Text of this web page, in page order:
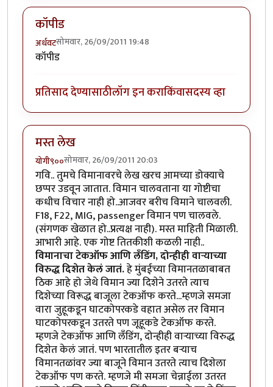
कॉपीड
अर्धवटसोमवार, 26/09/2011 19:48
कॉपीड
प्रतिसाद देण्यासाठीलॉग इन कराकिंवासदस्य व्हा
मस्त लेख
योगी९००सोमवार, 26/09/2011 20:03
गवि.. तुमचे विमानावरचे लेख खरच आमच्या डोक्याचे
छप्पर उडवून जातात. विमान चालवताना या गोष्टीचा
कधीच विचार नाही हो..आजवर बरीच विमाने चालवली.
F18, F22, MIG, passenger विमान पण चालवले.
(संगणक खेळात हो..प्रत्यक्ष नाही). मस्त माहिती मिळाली.
आभारी आहे. एक गोष्ट तितकीशी कळली नाही..
विमानाचा टेकऑफ आणि लँडिंग, दोन्हीही वार्‍याच्या
विरुद्ध दिशेत केलं जातं.हे मुंबईच्या विमानतळाबाबत
ठिक आहे हो जेथे विमान ज्या दिशेने उतरते त्याच
दिशेच्या विरूद्ध बाजूला टेकऑफ करते...म्हणजे समजा
वारा जुहूकडून घाटकोपरकडे वहात असेल तर विमान
घाटकोपरकडून उतरते पण जूहूकडे टेकऑफ करते.
म्हणजे टेकऑफ आणि लँडिंग, दोन्हीही वार्‍याच्या विरुद्ध
दिशेत केलं जातं. पण भारतातील इतर बर्‍याच
विमानतळांवर ज्या बाजूने विमान उतरते त्याच दिशेला
टेकऑफ पण करते. म्हणजे मी समजा चेन्नाईला उतरत